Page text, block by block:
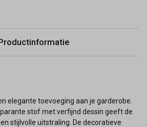
elegante toevoeging aan je garderobe.
stof met verfijnd dessin geeft de
stijlvolle uitstraling. De decoratieve